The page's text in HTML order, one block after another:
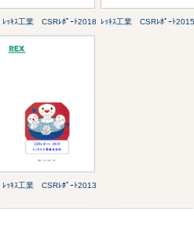
ﾚｯｷｽ工業 CSRﾚﾎﾟｰﾄ2018 ﾚｯｷｽ工業 CSRﾚﾎﾟｰﾄ
ﾚｯｷｽ工業 CSRﾚﾎﾟｰﾄ2013